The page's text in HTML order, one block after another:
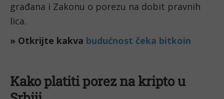
građana i Zakonu o porezu na dobit pravnih
lica.
» Otkrijte kakva budućnost čeka bitkoin
Kako platiti porez na kripto u